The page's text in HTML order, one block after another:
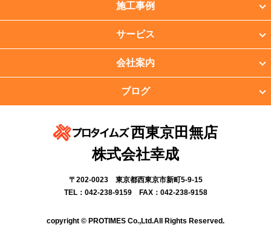
施工事例
サービス
会社案内
ブログ
西東京田無店
株式会社幸成
〒202-0023 東京都西東京市新町5-9-15
TEL：042-238-9159 FAX：042-238-9158
copyright © PROTIMES Co.,Ltd.All Rights Reserved.